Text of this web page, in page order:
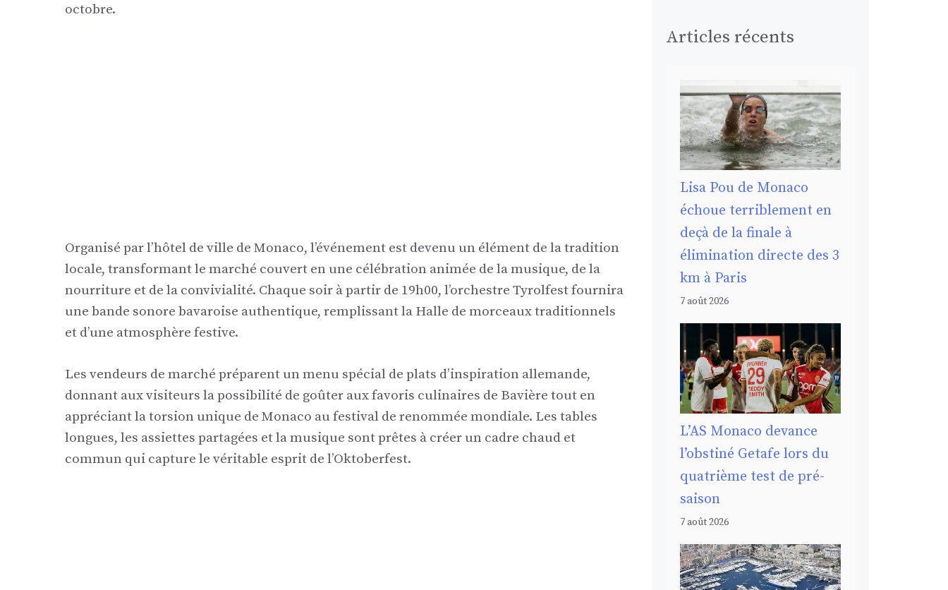
octobre.
Organisé par l’hôtel de ville de Monaco, l’événement est devenu un élément de la tradition
locale, transformant le marché couvert en une célébration animée de la musique, de la
nourriture et de la convivialité. Chaque soir à partir de 19h00, l’orchestre Tyrolfest fournira
une bande sonore bavaroise authentique, remplissant la Halle de morceaux traditionnels
et d’une atmosphère festive.
Les vendeurs de marché préparent un menu spécial de plats d’inspiration allemande,
donnant aux visiteurs la possibilité de goûter aux favoris culinaires de Bavière tout en
appréciant la torsion unique de Monaco au festival de renommée mondiale. Les tables
longues, les assiettes partagées et la musique sont prêtes à créer un cadre chaud et
commun qui capture le véritable esprit de l’Oktoberfest.
Articles récents
Lisa Pou de Monaco
échoue terriblement en
deçà de la finale à
élimination directe des 3
km à Paris
7 août 2026
L’AS Monaco devance
l’obstiné Getafe lors du
quatrième test de pré-
saison
7 août 2026